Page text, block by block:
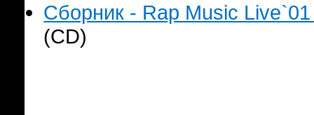
Сборник - Rap Music
(CD)